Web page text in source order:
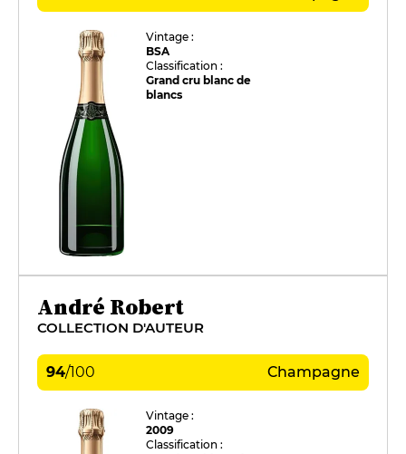
Vintage :
BSA
Classification :
Grand cru blanc de
blancs
André Robert
COLLECTION D'AUTEUR
94/100 Champagne
Vintage :
2009
Classification :